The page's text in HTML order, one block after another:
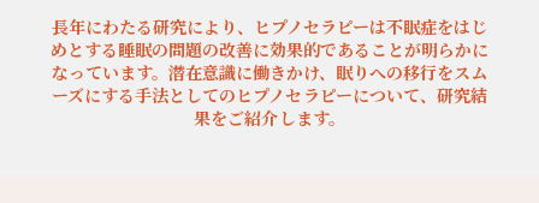
長年にわたる研究により、ヒプノセラピーは不眠症をはじ
めとする睡眠の問題の改善に効果的であることが明らかに
なっています。潜在意識に働きかけ、眠りへの移行をスム
ーズにする手法としてのヒプノセラピーについて、研究結
果をご紹介します。